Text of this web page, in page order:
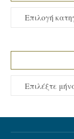
ΚΑΤΗΓΟΡΙΕΣ
ΑΡΧΕΙΟ